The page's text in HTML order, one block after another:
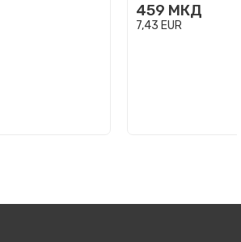
459 МКД
7,43 EUR